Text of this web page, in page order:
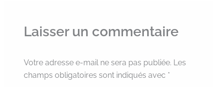
Laisser un commentaire
Votre adresse e-mail ne sera pas publiée. Les
champs obligatoires sont indiqués avec *